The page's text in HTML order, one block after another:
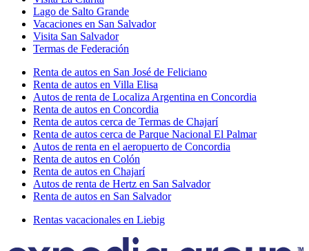
Lago de Salto Grande
Vacaciones en San Salvador
Visita San Salvador
Termas de Federación
Renta de autos en San José de Feliciano
Renta de autos en Villa Elisa
Autos de renta de Localiza Argentina en Concordia
Renta de autos en Concordia
Renta de autos cerca de Termas de Chajarí
Renta de autos cerca de Parque Nacional El Palmar
Autos de renta en el aeropuerto de Concordia
Renta de autos en Colón
Renta de autos en Chajarí
Autos de renta de Hertz en San Salvador
Renta de autos en San Salvador
Rentas vacacionales en Liebig